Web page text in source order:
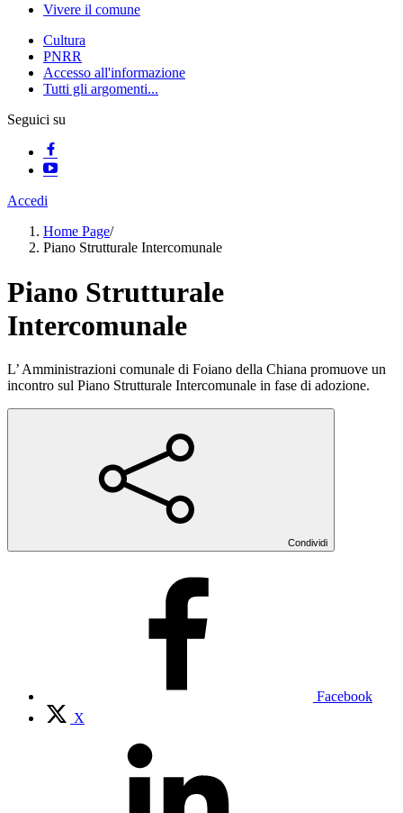
Vivere il comune
Cultura
PNRR
Accesso all'informazione
Tutti gli argomenti...
Seguici su
Accedi
Home Page/
Piano Strutturale Intercomunale
Piano Strutturale
Intercomunale
L’ Amministrazioni comunale di Foiano della Chiana promuove un
incontro sul Piano Strutturale Intercomunale in fase di adozione.
Condividi
Facebook
X